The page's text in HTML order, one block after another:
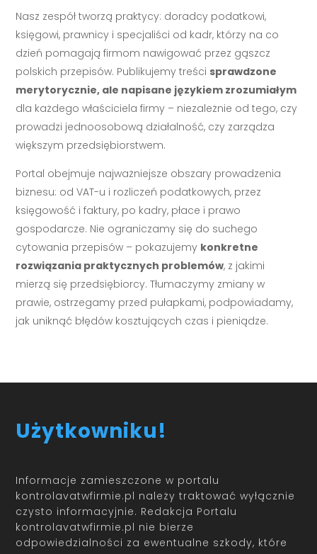
Nasz zespół tworzą praktycy: doradcy podatkowi,
księgowi, prawnicy i specjaliści od kadr, którzy na co
dzień pomagają firmom nawigować przez gąszcz
polskich przepisów. Publikujemy treści sprawdzone
merytorycznie, ale napisane językiem zrozumiałym
dla każdego właściciela firmy – niezależnie od tego, czy
prowadzi jednoosobową działalność, czy zarządza
większym przedsiębiorstwem.
Portal obejmuje najważniejsze obszary prowadzenia
biznesu: od VAT-u i rozliczeń podatkowych, przez
księgowość i faktury, po kadry, płace i prawo
gospodarcze. Nie ograniczamy się do suchego
cytowania przepisów – pokazujemy konkretne
rozwiązania praktycznych problemów, z jakimi
mierzą się przedsiębiorcy. Tłumaczymy zmiany w
prawie, ostrzegamy przed pułapkami, podpowiadamy,
jak uniknąć błędów kosztujących czas i pieniądze.
Użytkowniku!
Informacje zamieszczone w portalu
kontrolavatwfirmie.pl należy traktować wyłącznie
czysto informacyjnie. Redakcja Portalu
kontrolavatwfirmie.pl nie bierze
odpowiedzialności za ewentualne szkody, które